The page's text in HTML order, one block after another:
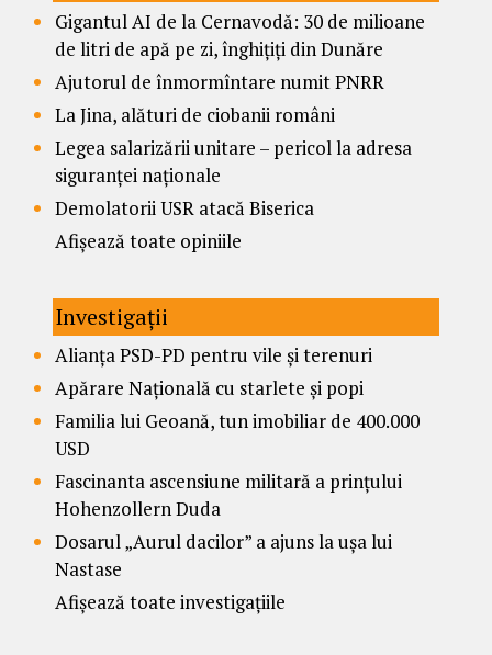
Gigantul AI de la Cernavodă: 30 de milioane
de litri de apă pe zi, înghițiți din Dunăre
Ajutorul de înmormîntare numit PNRR
La Jina, alături de ciobanii români
Legea salarizării unitare – pericol la adresa
siguranței naționale
Demolatorii USR atacă Biserica
Afișează toate opiniile
Investigații
Alianța PSD-PD pentru vile și terenuri
Apărare Națională cu starlete și popi
Familia lui Geoană, tun imobiliar de 400.000
USD
Fascinanta ascensiune militară a prințului
Hohenzollern Duda
Dosarul „Aurul dacilor” a ajuns la ușa lui
Nastase
Afișează toate investigațiile